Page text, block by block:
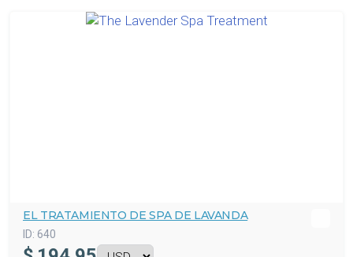
EL TRATAMIENTO DE SPA DE LAVANDA
ID: 640